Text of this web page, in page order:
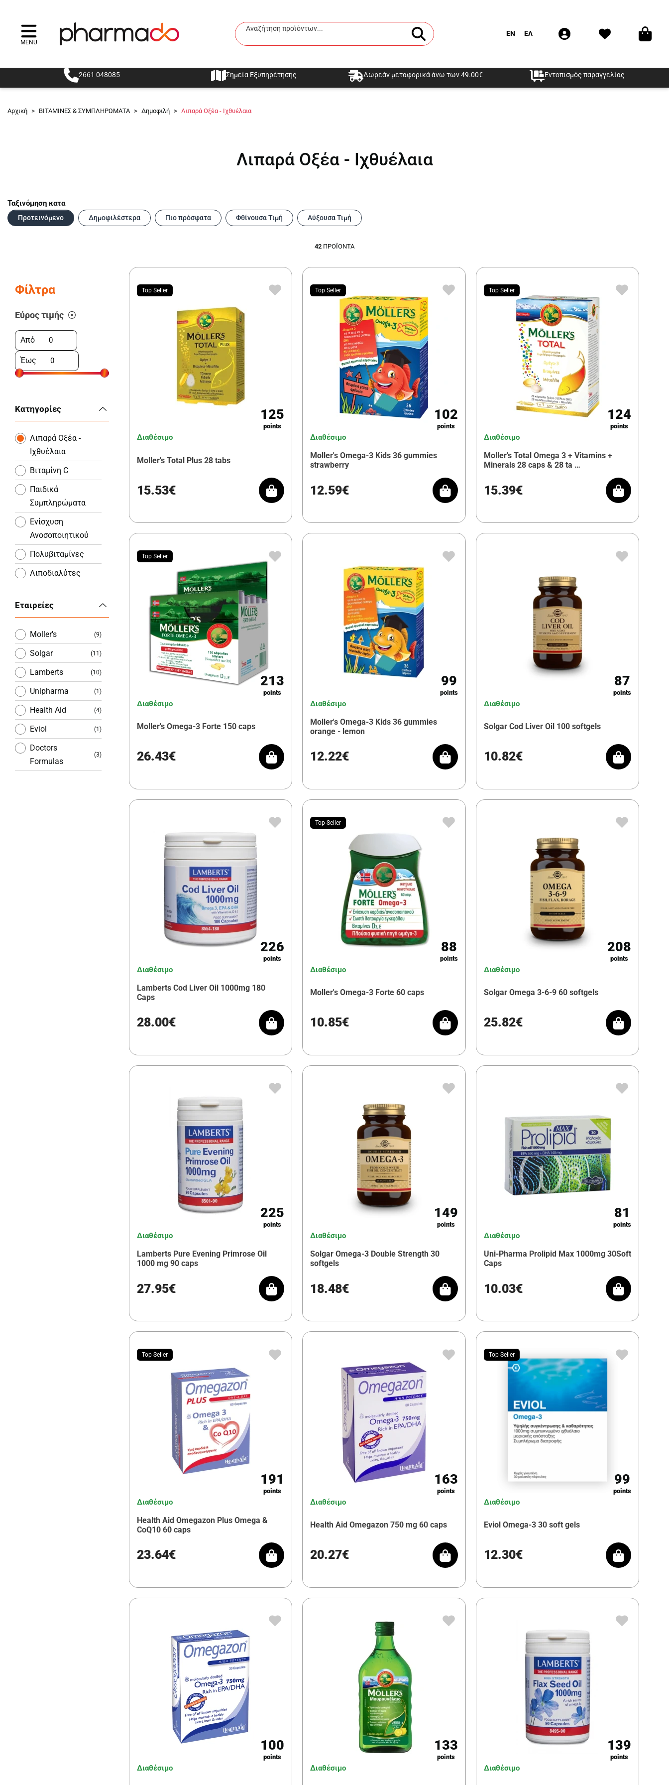
Menu
MENU
Αναζήτηση προϊόντων...
EN ΕΛ
2661 048085 Σημεία Εξυπηρέτησης Δωρεάν μεταφορικά άνω των 49.00€ Εντοπισμός παραγγελίας
Αναζήτηση
Αρχική > ΒΙΤΑΜΙΝΕΣ & ΣΥΜΠΛΗΡΩΜΑΤΑ > Δημοφιλή > Λιπαρά Οξέα - Ιχθυέλαια
Λιπαρά Οξέα - Ιχθυέλαια
Ταξινόμηση κατα
Προτεινόμενο Δημοφιλέστερα Πιο πρόσφατα Φθίνουσα Τιμή Αύξουσα Τιμή
42 ΠΡΟΪΌΝΤΑ
Φίλτρα
Εύρος τιμής
Από
Έως
Κατηγορίες
Λιπαρά Οξέα -
Ιχθυέλαια
Βιταμίνη C
Παιδικά
Συμπληρώματα
Ενίσχυση
Ανοσοποιητικού
Πολυβιταμίνες
Λιποδιαλύτες
Αμινοξέα
Προβιοτικά
Γλουκοζαμίνες
Συνένζυμο Q10
Εταιρείες
Moller's (9)
Solgar (11)
Lamberts (10)
Unipharma (1)
Health Aid (4)
Eviol (1)
Doctors
Formulas
(3)
Top Seller
125
points
Διαθέσιμο
Moller's Total Plus 28 tabs
15.53€
Top Seller
102
points
Διαθέσιμο
Moller's Omega-3 Kids 36 gummies
strawberry
12.59€
Top Seller
124
points
Διαθέσιμο
Moller's Total Omega 3 + Vitamins +
Minerals 28 caps & 28 ta …
15.39€
Top Seller
213
points
Διαθέσιμο
Moller's Omega-3 Forte 150 caps
26.43€
99
points
Διαθέσιμο
Moller's Omega-3 Kids 36 gummies
orange - lemon
12.22€
87
points
Διαθέσιμο
Solgar Cod Liver Oil 100 softgels
10.82€
226
points
Διαθέσιμο
Lamberts Cod Liver Oil 1000mg 180
Caps
28.00€
Top Seller
88
points
Διαθέσιμο
Moller's Omega-3 Forte 60 caps
10.85€
208
points
Διαθέσιμο
Solgar Omega 3-6-9 60 softgels
25.82€
225
points
Διαθέσιμο
Lamberts Pure Evening Primrose Oil
1000 mg 90 caps
27.95€
149
points
Διαθέσιμο
Solgar Omega-3 Double Strength 30
softgels
18.48€
81
points
Διαθέσιμο
Uni-Pharma Prolipid Max 1000mg 30Soft
Caps
10.03€
Top Seller
191
points
Διαθέσιμο
Health Aid Omegazon Plus Omega &
CoQ10 60 caps
23.64€
163
points
Διαθέσιμο
Health Aid Omegazon 750 mg 60 caps
20.27€
Top Seller
99
points
Διαθέσιμο
Eviol Omega-3 30 soft gels
12.30€
100
points
Διαθέσιμο
133
points
Διαθέσιμο
139
points
Διαθέσιμο